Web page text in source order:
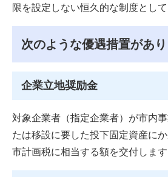
限を設定しない恒久的な制度として
次のような優遇措置があ
企業立地奨励金
対象企業者（指定企業者）が市内
たは移設に要した投下固定資産に
市計画税に相当する額を交付します